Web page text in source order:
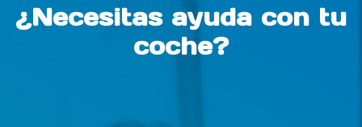
¿Necesitas ayuda con tu
coche?